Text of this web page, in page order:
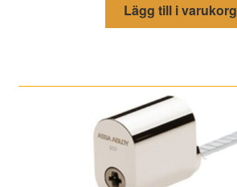
Lägg till i varukorg